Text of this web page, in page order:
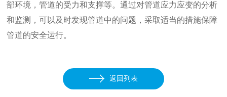
部环境，管道的受力和支撑等。通过对管道应力应变的分析
和监测，可以及时发现管道中的问题，采取适当的措施保障
管道的安全运行。
返回列表